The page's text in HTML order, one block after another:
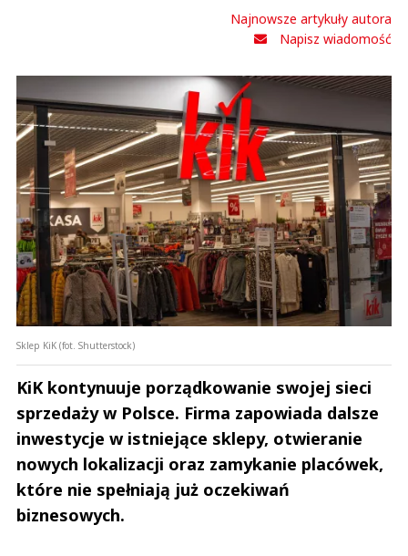
Najnowsze artykuły autora
Napisz wiadomość
Sklep KiK (fot. Shutterstock)
KiK kontynuuje porządkowanie swojej sieci
sprzedaży w Polsce. Firma zapowiada dalsze
inwestycje w istniejące sklepy, otwieranie
nowych lokalizacji oraz zamykanie placówek,
które nie spełniają już oczekiwań
biznesowych.